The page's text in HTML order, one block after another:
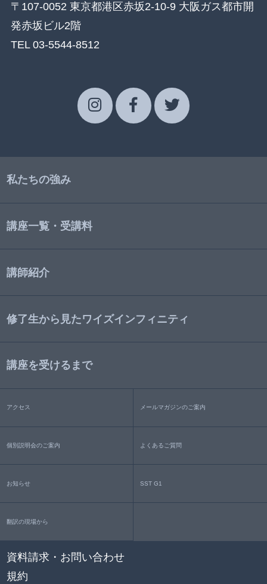
〒107-0052 東京都港区赤坂2-10-9 大阪ガス都市開
発赤坂ビル2階
TEL 03-5544-8512
私たちの強み
講座一覧・受講料
講師紹介
修了生から見たワイズインフィニティ
講座を受けるまで
アクセス メールマガジンのご案内
個別説明会のご案内 よくあるご質問
お知らせ SST G1
翻訳の現場から
資料請求・お問い合わせ
規約